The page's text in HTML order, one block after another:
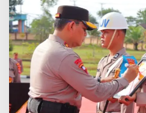
a
r
a
P
i
m
p
i
n
P